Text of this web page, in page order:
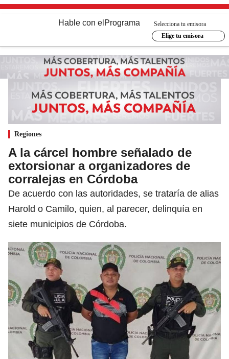
Hable con el Programa
Selecciona tu emisora
Elige tu emisora
Regiones
A la cárcel hombre señalado de
extorsionar a organizadores de
corralejas en Córdoba
De acuerdo con las autoridades, se trataría de alias
Harold o Camilo, quien, al parecer, delinquía en
siete municipios de Córdoba.